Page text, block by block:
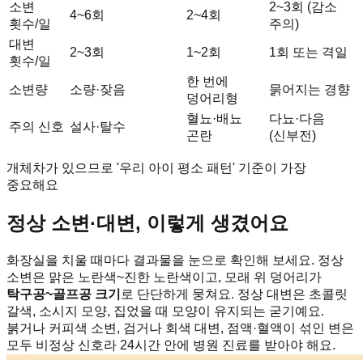
소변
횟수/일
4~6회 2~4회
2~3회 (감소
주의)
대변
횟수/일
2~3회 1~2회 1회 또는 격일
소변량 소량·잦음
한 번에
덩어리형
묽어지는 경향
주의 신호 설사·탈수
혈뇨·배뇨
곤란
다뇨·다음
(신부전)
개체차가 있으므로 '우리 아이 평소 패턴' 기준이 가장
중요해요
정상 소변·대변, 이렇게 생겼어요
화장실을 치울 때마다 결과물을 눈으로 확인해 보세요. 정상
소변은 맑은 노란색~진한 노란색이고, 모래 위 덩어리가
탁구공~골프공 크기 로 단단하게 뭉쳐요. 정상 대변은 초콜릿
갈색, 소시지 모양, 집었을 때 모양이 유지되는 굳기예요.
붉거나 커피색 소변, 검거나 회색 대변, 점액·혈액이 섞인 변은
모두 비정상 신호라 24시간 안에 병원 진료를 받아야 해요.